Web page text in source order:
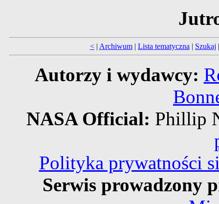
< | Archiwum | Lista tematyczna | Szukaj
Autorzy i wydawcy:
NASA Official: Phillip
Polityka prywatności
Serwis prowadzony